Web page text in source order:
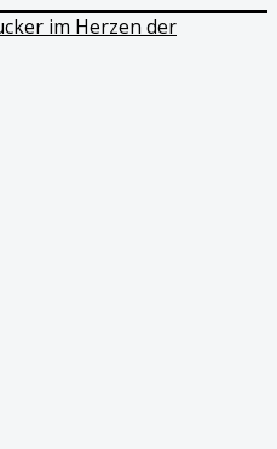
im Herzen der